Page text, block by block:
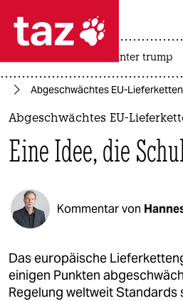
 taz zahl ich
taz zahl ich
themen
politik
öko
gesellschaft
kultur
sport
usa unter trump
Abgeschwächtes EU-
Abgeschwächtes EU-
Eine Idee, die
Kommentar von
Das europäische
einigen Punkten
Regelung weltweit Standards